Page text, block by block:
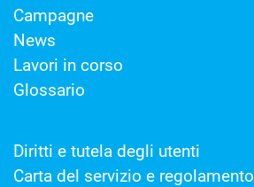
Campagne
News
Lavori in corso
Glossario
Diritti e tutela degli utenti
Carta del servizio e regolamento